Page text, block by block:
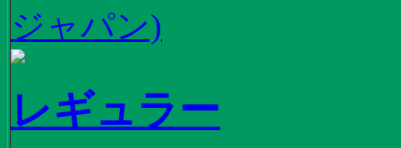
ジャパン)
レギュラー